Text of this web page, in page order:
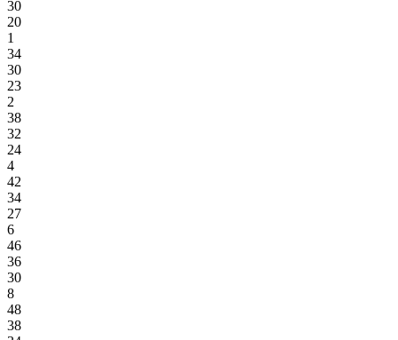
30
20
1
34
30
23
2
38
32
24
4
42
34
27
6
46
36
30
8
48
38